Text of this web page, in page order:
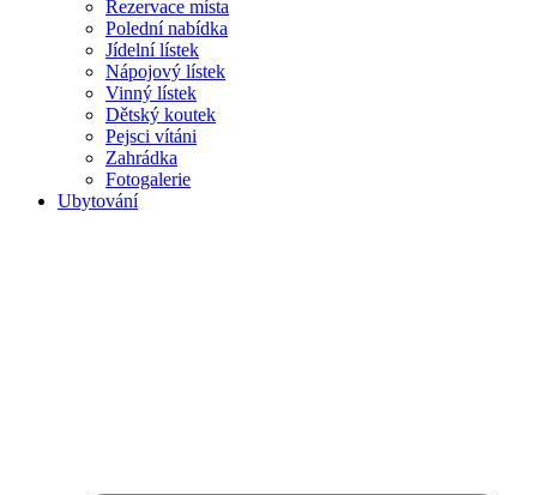
Rezervace místa
Polední nabídka
Jídelní lístek
Nápojový lístek
Vinný lístek
Dětský koutek
Pejsci vítáni
Zahrádka
Fotogalerie
Ubytování